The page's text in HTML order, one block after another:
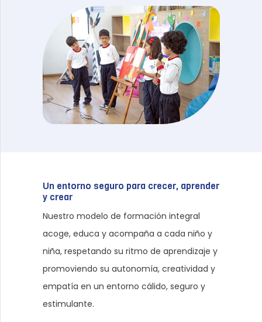
Un entorno seguro para crecer, aprender
y crear
Nuestro modelo de formación integral
acoge, educa y acompaña a cada niño y
niña, respetando su ritmo de aprendizaje y
promoviendo su autonomía, creatividad y
empatía en un entorno cálido, seguro y
estimulante.